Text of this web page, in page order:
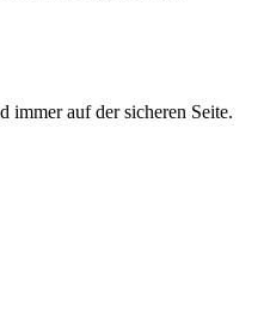
auf der sicheren Seite.